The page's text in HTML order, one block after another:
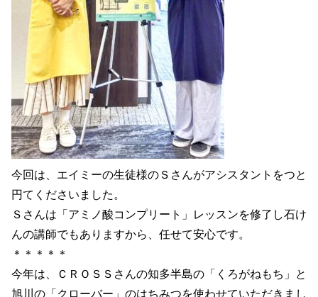
今回は、エイミーの生徒様のＳさんがアシスタントをつと
円てくださいました。
Ｓさんは「アミノ酸コンプリート」レッスンを修了し石け
んの講師でもありますから、任せて安心です。
＊＊＊＊＊
今年は、ＣＲＯＳＳさんの知多半島の「くろがねもち」と
旭川の「クローバー」のはちみつを使わせていただきまし